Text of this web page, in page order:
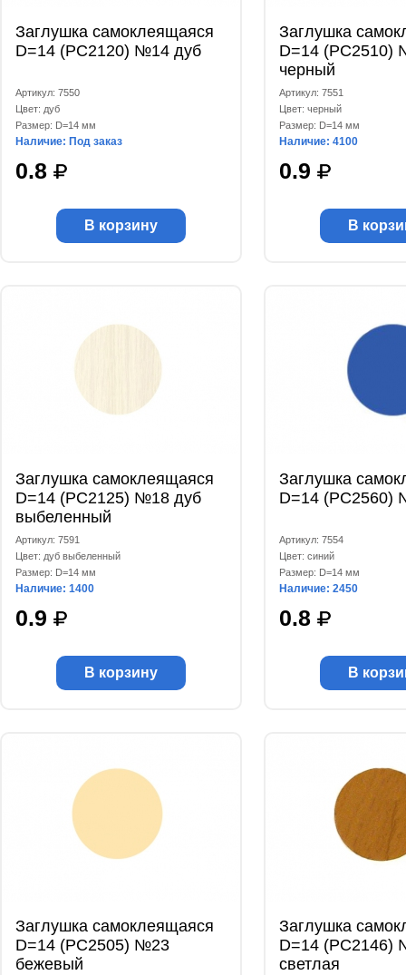
Заглушка самоклеящаяся
D=14 (РС2120) №14 дуб
Артикул: 7550
Цвет: дуб
Размер: D=14 мм
Наличие: Под заказ
0.8
В корзину
Заглушка
D=14 (РС2510)
черный
Артикул: 7551
Цвет: черный
Размер: D=14 мм
Наличие: 4100
0.9
В
Заглушка самоклеящаяся
D=14 (РС2125) №18 дуб
выбеленный
Артикул: 7591
Цвет: дуб выбеленный
Размер: D=14 мм
Наличие: 1400
0.9
В корзину
Заглушка
D=14 (РС2560)
Артикул: 7554
Цвет: синий
Размер: D=14 мм
Наличие: 2450
0.8
В
Заглушка самоклеящаяся
D=14 (РС2505) №23
бежевый
Заглушка
D=14 (РС2146)
светлая